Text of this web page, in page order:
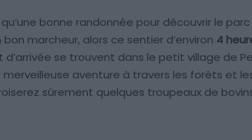
bonne randonnée pour découvrir le
bon marcheur, alors ce sentier d’environ 4
se trouvent dans le petit village de
aventure à travers les forêts et
sûrement quelques troupeaux de